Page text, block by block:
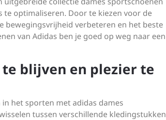
optimaliseren. Door te kiezen voor de
bewegingsvrijheid verbeteren en het beste
van Adidas ben je goed op weg naar een
blijven en plezier te
het sporten met adidas dames
tussen verschillende kledingstukken